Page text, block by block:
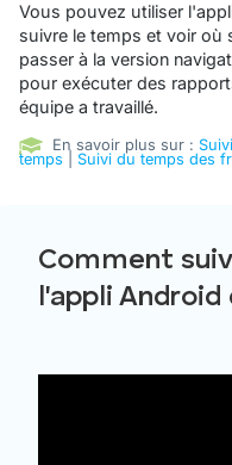
Vous pouvez utiliser
suivre le temps et voir où
passer à la version
pour exécuter des
équipe a travaillé.
En savoir plus sur :
temps
Suivi du temps des
Comment
l'appli